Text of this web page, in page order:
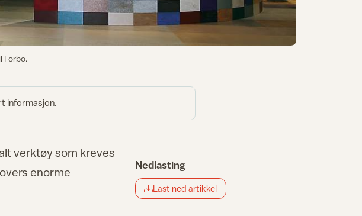
Forbo.
informasjon.
verktøy som kreves
enorme
Nedlasting
Last ned artikkel